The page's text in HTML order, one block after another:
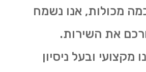
מכולות, אנו נשמח
את השירות.
מקצועי ובעל ניסיון